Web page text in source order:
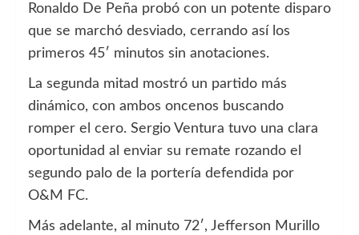
Ronaldo De Peña probó con un potente disparo
que se marchó desviado, cerrando así los
primeros 45′ minutos sin anotaciones.
La segunda mitad mostró un partido más
dinámico, con ambos oncenos buscando
romper el cero. Sergio Ventura tuvo una clara
oportunidad al enviar su remate rozando el
segundo palo de la portería defendida por
O&M FC.
Más adelante, al minuto 72′, Jefferson Murillo